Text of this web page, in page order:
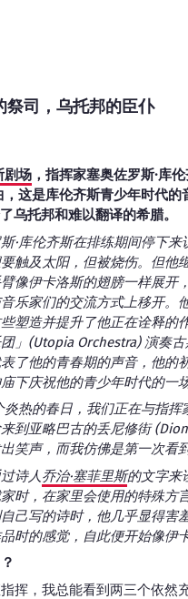
祭司，乌托邦的臣仆
剧场 ，指挥家塞奥佐罗斯·库
，这是库伦齐斯青少年时代
乌托邦和难以翻译的希腊。
·库伦齐斯在排练期间停下
触及太阳，但被烧伤。但
像伊卡洛斯的翅膀一样展
乐家们的交流方式上移开
塑造并提升了他正在诠释的
」(Utopia Orchestra) 演奏
了他的青春期的声音，他
下庆祝他的青少年时代的一
炎热的春日，我们正在与指
到亚略巴古的丢尼修街
笑声，而我仿佛是第一次看
诗人 乔治·塞菲里斯的文字来
时，在家里会使用的特殊
己写的诗时，他几乎显得
时的感觉，自此便开始像伊
挥，我总能看到两三个依